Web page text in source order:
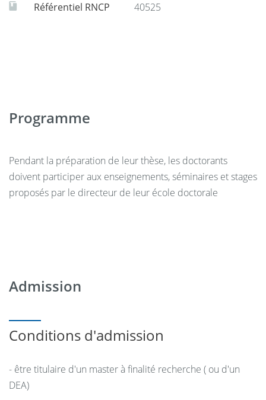
Référentiel RNCP 40525
Programme
Pendant la préparation de leur thèse, les doctorants
doivent participer aux enseignements, séminaires et stages
proposés par le directeur de leur école doctorale
Admission
Conditions d'admission
- être titulaire d'un master à finalité recherche ( ou d'un
DEA)